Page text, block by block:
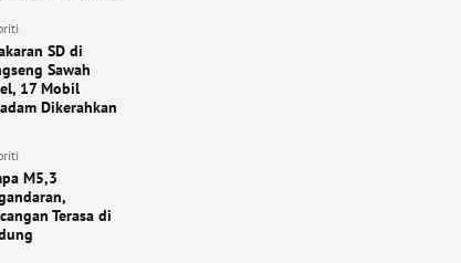
SD di
Sawah
17 Mobil
Dikerahkan
M5,3
Terasa di